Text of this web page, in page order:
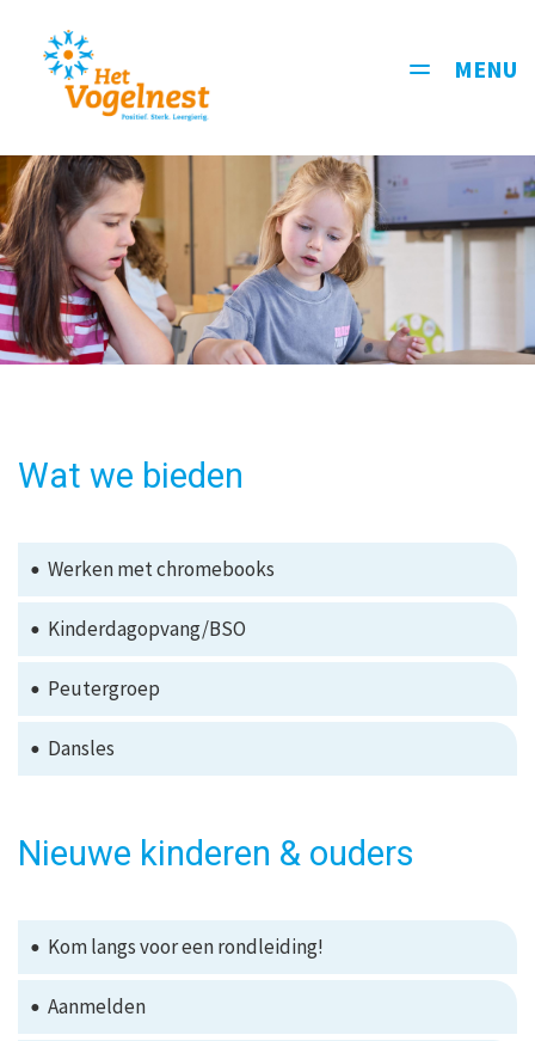
Toggle
MENU
Wat we bieden
Werken met chromebooks
Kinderdagopvang/BSO
Peutergroep
Dansles
Nieuwe kinderen & ouders
Kom langs voor een rondleiding!
Aanmelden